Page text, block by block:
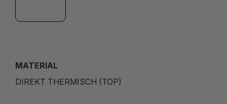
MATERIAL
DIREKT THERMISCH (TOP)